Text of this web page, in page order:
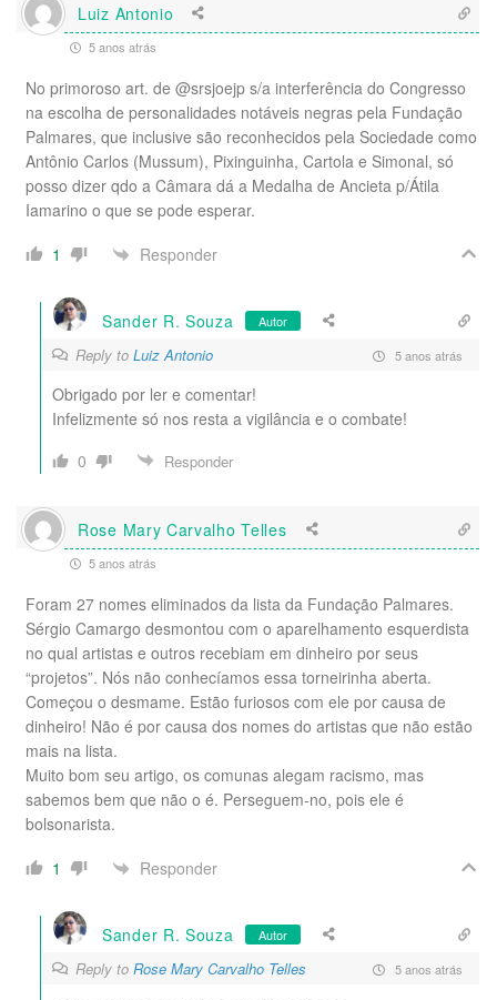
Luiz Antonio
5 anos atrás
No primoroso art. de @srsjoejp s/a interferência do Congresso
na escolha de personalidades notáveis negras pela Fundação
Palmares, que inclusive são reconhecidos pela Sociedade como
Antônio Carlos (Mussum), Pixinguinha, Cartola e Simonal, só
posso dizer qdo a Câmara dá a Medalha de Ancieta p/Átila
Iamarino o que se pode esperar.
1
Responder
Sander R. Souza Autor
Reply to Luiz Antonio 5 anos atrás
Obrigado por ler e comentar!
Infelizmente só nos resta a vigilância e o combate!
0
Responder
Rose Mary Carvalho Telles
5 anos atrás
Foram 27 nomes eliminados da lista da Fundação Palmares.
Sérgio Camargo desmontou com o aparelhamento esquerdista
no qual artistas e outros recebiam em dinheiro por seus
“projetos”. Nós não conhecíamos essa torneirinha aberta.
Começou o desmame. Estão furiosos com ele por causa de
dinheiro! Não é por causa dos nomes do artistas que não estão
mais na lista.
Muito bom seu artigo, os comunas alegam racismo, mas
sabemos bem que não o é. Perseguem-no, pois ele é
bolsonarista.
1
Responder
Sander R. Souza Autor
Reply to Rose Mary Carvalho Telles 5 anos atrás